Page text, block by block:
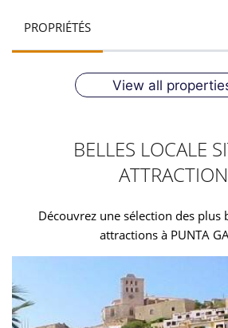
PROPRIÉTÉS
View all
BELLES LOCALE
Découvrez une sélection des plus
attractions à PUNTA